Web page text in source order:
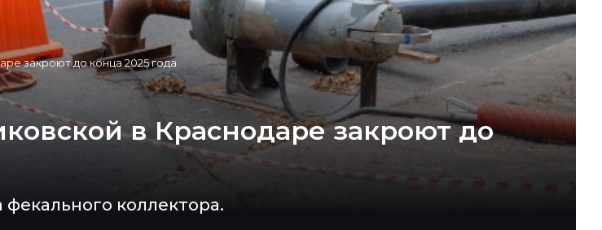
закроют до конца 2025 года
в Краснодаре закроют до
коллектора.